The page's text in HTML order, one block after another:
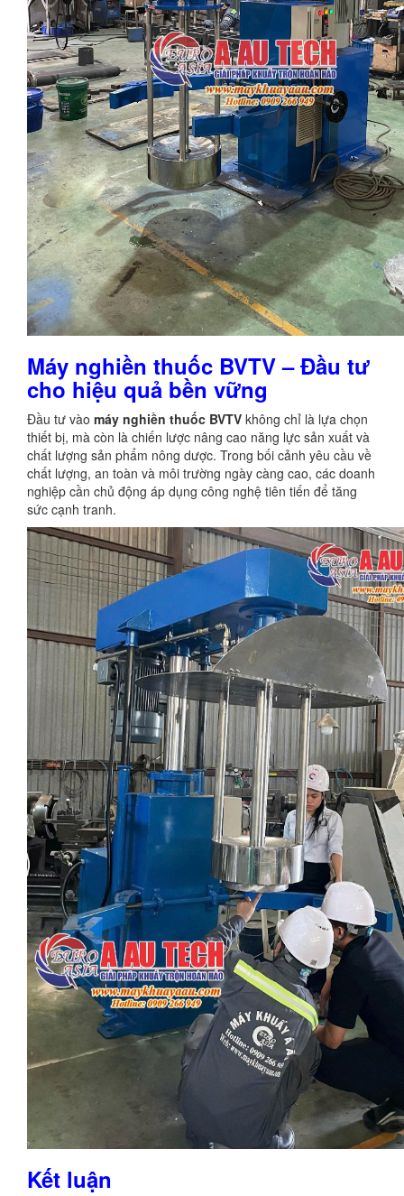
Máy nghiền thuốc BVTV – Đầu tư
cho hiệu quả bền vững
Đầu tư vào máy nghiền thuốc BVTV không chỉ là lựa chọn
thiết bị, mà còn là chiến lược nâng cao năng lực sản xuất và
chất lượng sản phẩm nông dược. Trong bối cảnh yêu cầu về
chất lượng, an toàn và môi trường ngày càng cao, các doanh
nghiệp cần chủ động áp dụng công nghệ tiên tiến để tăng
sức cạnh tranh.
Kết luận